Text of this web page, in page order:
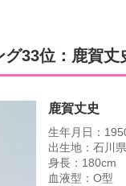
33位：鹿賀丈
鹿賀丈史
生年月日：
出生地：石川
身長：180cm
血液型：O型